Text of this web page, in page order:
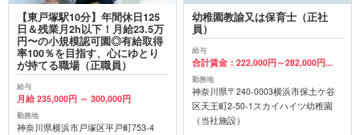
【東戸塚駅10分】年間休日125
日＆残業月2h以下！月給23.5万
円〜の小規模認可園◎有給取得
率100％を目指す、心にゆとり
が持てる職場（正職員）
給与
月給 235,000円 ～ 300,000円
勤務地
神奈川県横浜市戸塚区平戸町753-4
幼稚園教諭又は保育士（正社
員）
給与
合計賃金：222,000円～282,000円...
勤務地
神奈川県〒240-0003横浜市保土ケ谷
区天王町2-50-1スカイハイツ幼稚園
（当社施設）